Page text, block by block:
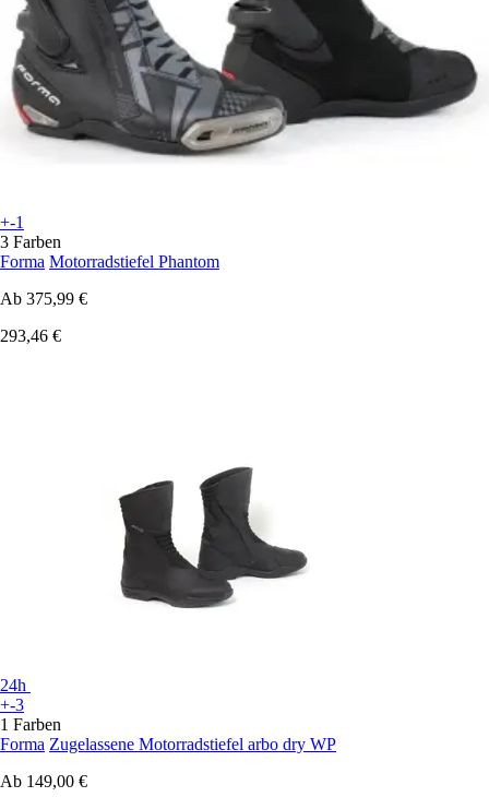
+-1
3 Farben
Forma Motorradstiefel Phantom
Ab 375,99 €
293,46 €
24h
+-3
1 Farben
Forma Zugelassene Motorradstiefel arbo dry WP
Ab 149,00 €